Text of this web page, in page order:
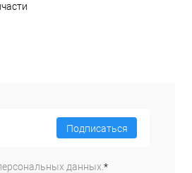
Подписаться
данных. *